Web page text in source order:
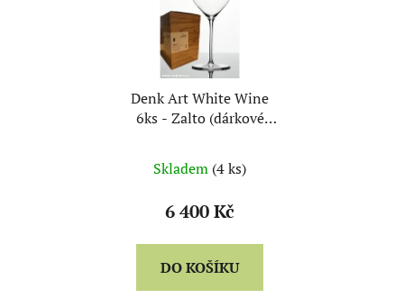
Denk Art White Wine
6ks - Zalto (dárkové
Skladem (4 ks)
6 400 Kč
DO KOŠÍKU